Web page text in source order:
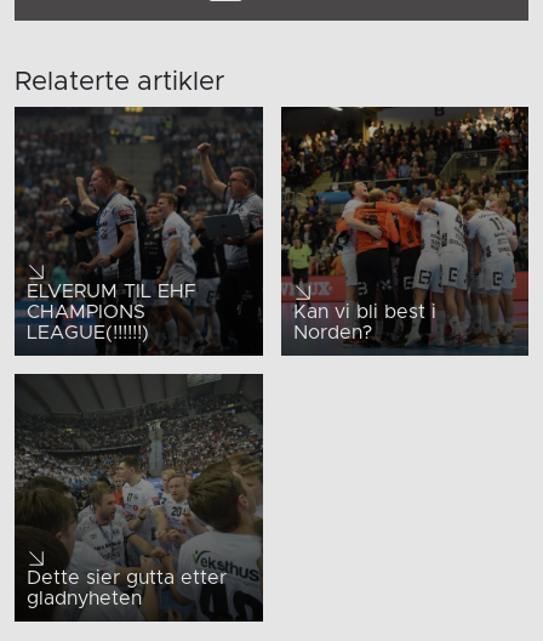
Relaterte artikler
ELVERUM TIL EHF
CHAMPIONS
LEAGUE(!!!!!!)
Kan vi bli best i
Norden?
Dette sier gutta etter
gladnyheten